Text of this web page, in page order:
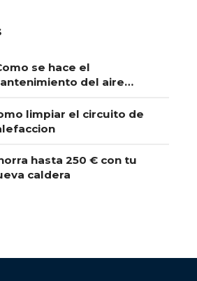
se hace el
del aire
limpiar el circuito de
hasta 250 € con tu
caldera